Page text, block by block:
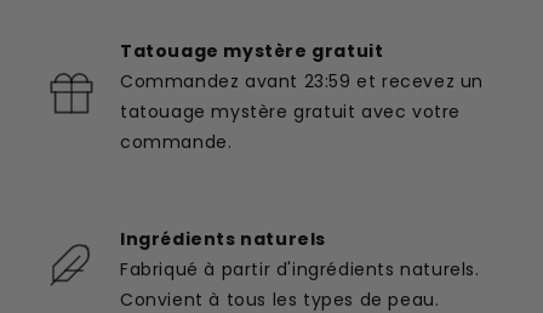
Tatouage mystère gratuit
Commandez avant 23:59 et recevez un
tatouage mystère gratuit avec votre
commande.
Ingrédients naturels
Fabriqué à partir d'ingrédients naturels.
Convient à tous les types de peau.